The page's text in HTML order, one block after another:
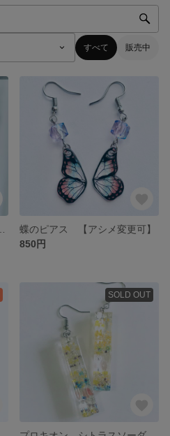
すべて 販売中
蝶のピアス 【アシメ変更可】
850円
SOLD OUT